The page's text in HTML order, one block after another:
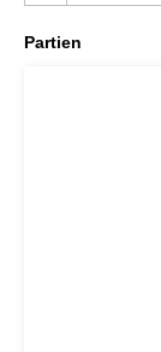
Partien